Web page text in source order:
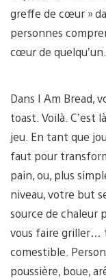
greffe de cœur »
personnes
cœur de quelqu’un.
Dans I Am Bread,
toast. Voilà. C’est
jeu. En tant que
faut pour
pain, ou, plus
niveau, votre but
source de chaleur
vous faire griller…
comestible.
poussière, boue,